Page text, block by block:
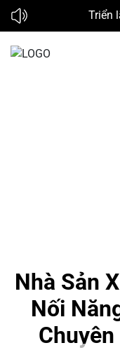
Triển
Nhà Sản
Nối